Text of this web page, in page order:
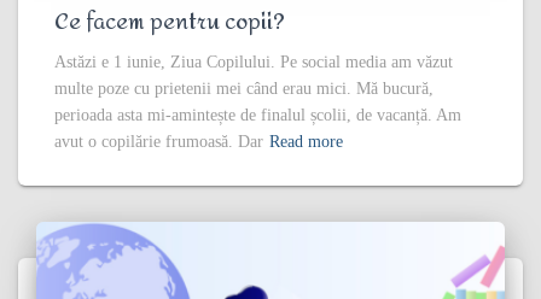
Ce facem pentru copii?
Astăzi e 1 iunie, Ziua Copilului. Pe social media am văzut
multe poze cu prietenii mei când erau mici. Mă bucură,
perioada asta mi-amintește de finalul școlii, de vacanță. Am
avut o copilărie frumoasă. Dar Read more